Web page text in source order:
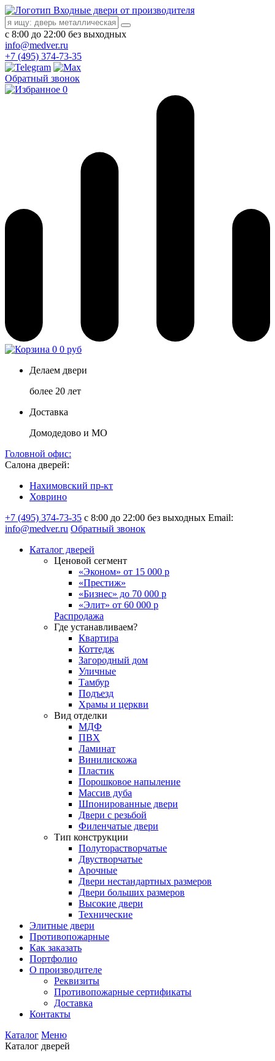
Входные двери от производителя
с 8:00 до 22:00 без выходных
info@medver.ru
+7 (495) 374-73-35
Обратный звонок
0
0 0 руб
Делаем двери
более 20 лет
Доставка
Домодедово и МО
Головной офис:
Салона дверей:
Нахимовский пр-кт
Ховрино
+7 (495) 374-73-35 с 8:00 до 22:00 без выходных Email:
info@medver.ru Обратный звонок
Каталог дверей
Ценовой сегмент
«Эконом» от 15 000 р
«Престиж»
«Бизнес» до 70 000 р
«Элит» от 60 000 р
Распродажа
Где устанавливаем?
Квартира
Коттедж
Загородный дом
Уличные
Тамбур
Подъезд
Храмы и церкви
Вид отделки
МДФ
ПВХ
Ламинат
Винилискожа
Пластик
Порошковое напыление
Массив дуба
Шпонированные двери
Двери с резьбой
Филенчатые двери
Тип конструкции
Полуторастворчатые
Двустворчатые
Арочные
Двери нестандартных размеров
Двери больших размеров
Высокие двери
Технические
Элитные двери
Противопожарные
Как заказать
Портфолио
О производителе
Реквизиты
Противопожарные сертификаты
Доставка
Контакты
Каталог Меню
Каталог дверей